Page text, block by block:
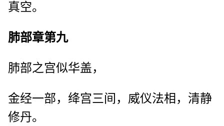
真空。
肺部章第九
肺部之宫似华盖，
金经一部，绛宫三间，威仪法相，清静
修丹。